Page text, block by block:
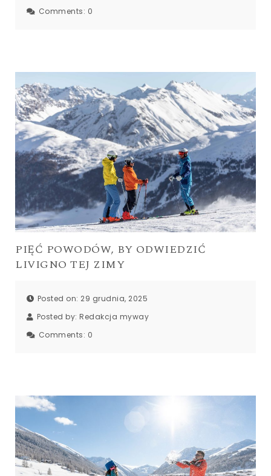
Comments: 0
PIĘĆ POWODÓW, BY ODWIEDZIĆ
LIVIGNO TEJ ZIMY
Posted on: 29 grudnia, 2025
Posted by: Redakcja myway
Comments: 0